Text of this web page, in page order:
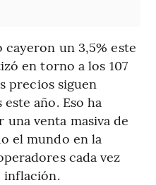
un 3,5% este
en torno a los 107
precios siguen
año. Eso ha
una venta masiva de
el mundo en la
cada vez
inflación.